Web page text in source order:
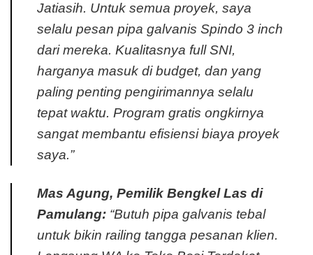
Jatiasih. Untuk semua proyek, saya
selalu pesan pipa galvanis Spindo 3 inch
dari mereka. Kualitasnya full SNI,
harganya masuk di budget, dan yang
paling penting pengirimannya selalu
tepat waktu. Program gratis ongkirnya
sangat membantu efisiensi biaya proyek
saya.”
Mas Agung, Pemilik Bengkel Las di
Pamulang: “Butuh pipa galvanis tebal
untuk bikin railing tangga pesanan klien.